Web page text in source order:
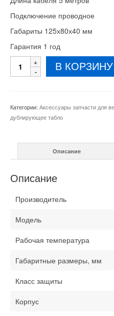
Подключение проводное
Габариты 125х80х40 мм
Гарантия 1 год
Количество
товара
R-
01
В КОРЗИНУ
Категории: Аксессуары запчасти для
дублирующее табло
Описание
Описание
Производитель
Модель
Рабочая температура
Габаритные размеры, мм
Класс защиты
Корпус